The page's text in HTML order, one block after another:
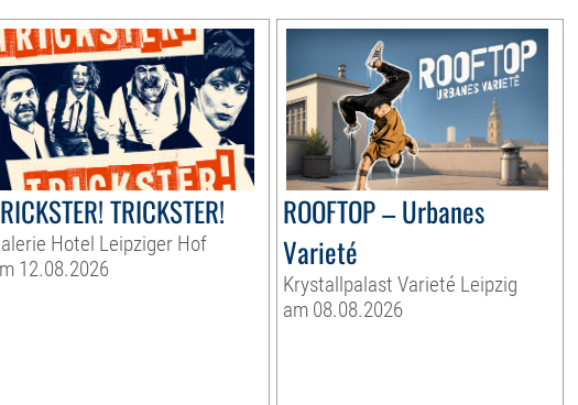
TRICKSTER!
Hotel Leipziger Hof
12.08.2026
ROOFTOP – Urbanes
Varieté
Krystallpalast Varieté Leipzig
am 08.08.2026